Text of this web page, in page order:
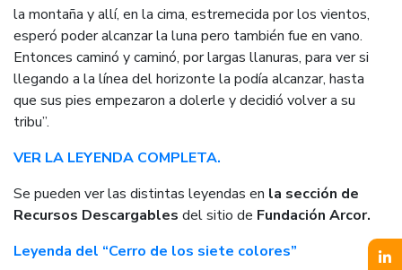
la montaña y allí, en la cima, estremecida por los vientos,
esperó poder alcanzar la luna pero también fue en vano.
Entonces caminó y caminó, por largas llanuras, para ver si
llegando a la línea del horizonte la podía alcanzar, hasta
que sus pies empezaron a dolerle y decidió volver a su
tribu”.
VER LA LEYENDA COMPLETA.
Se pueden ver las distintas leyendas en la sección de
Recursos Descargables del sitio de Fundación Arcor.
Leyenda del “Cerro de los siete colores”